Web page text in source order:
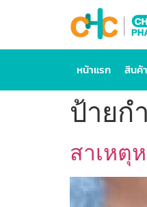
หน้าแรก สินค้
ป้ายก
สาเหตุ